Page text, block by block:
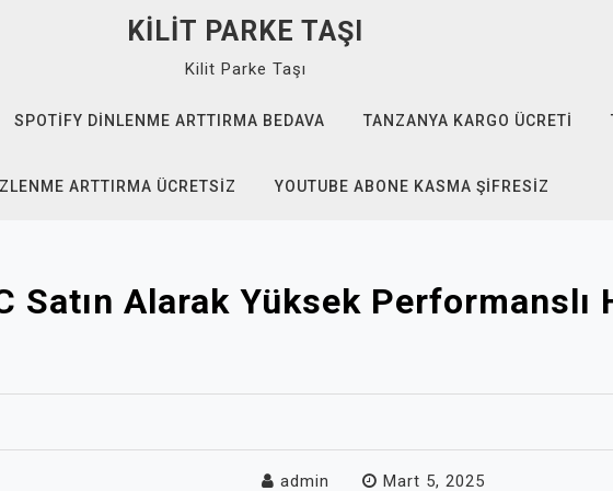
KILIT PARKE TAŞI
Kilit Parke Taşı
SPOTIFY DINLENME ARTTIRMA BEDAVA TANZANYA KARGO ÜCRETI
ARTTIRMA ÜCRETSIZ YOUTUBE ABONE KASMA ŞIFRESIZ
Satın Alarak Yüksek Performanslı
admin Mart 5, 2025